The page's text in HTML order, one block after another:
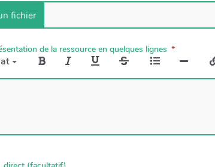
de la ressource en quelques lignes